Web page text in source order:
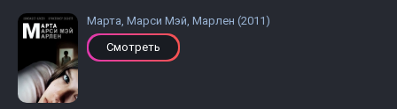
Марта, Марси Мэй, Марлен (2011)
Смотреть